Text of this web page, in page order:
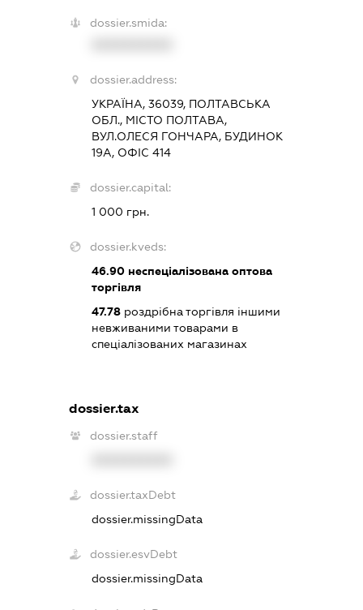
dossier.smida:
dossier.address:
УКРАЇНА, 36039, ПОЛТАВСЬКА
ОБЛ., МІСТО ПОЛТАВА,
ВУЛ.ОЛЕСЯ ГОНЧАРА, БУДИНОК
19А, ОФІС 414
dossier.capital:
1 000 грн.
dossier.kveds:
46.90неспеціалізована оптова
торгівля
47.78роздрібна торгівля іншими
невживаними товарами в
спеціалізованих магазинах
dossier.tax
dossier.staff
dossier.taxDebt
dossier.missingData
dossier.esvDebt
dossier.missingData